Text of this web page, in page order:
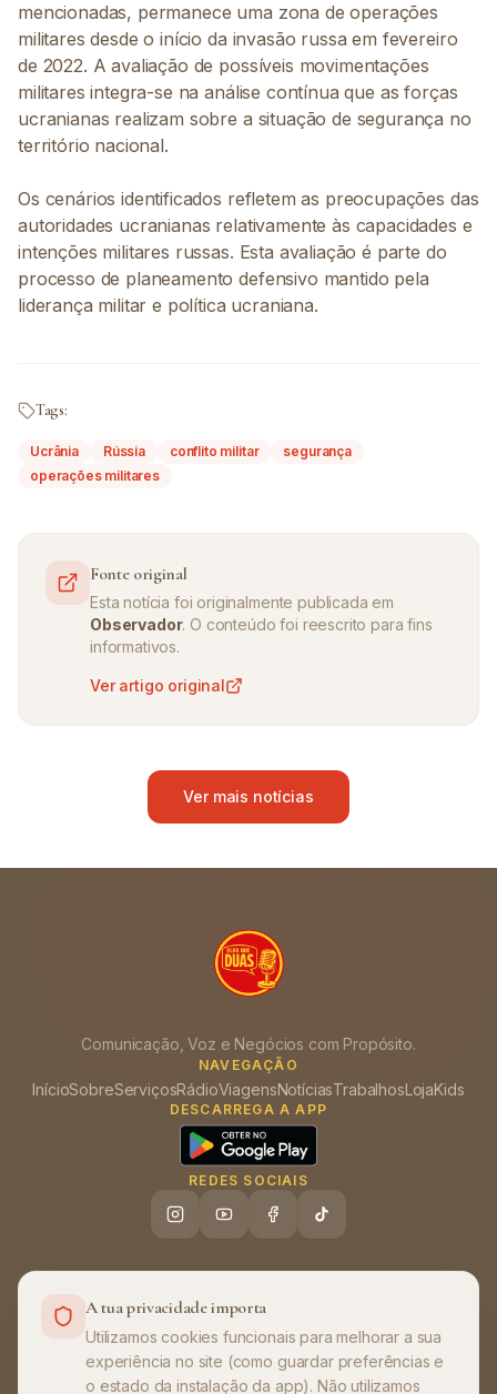
mencionadas, permanece uma zona de operações
militares desde o início da invasão russa em fevereiro
de 2022. A avaliação de possíveis movimentações
militares integra-se na análise contínua que as forças
ucranianas realizam sobre a situação de segurança no
território nacional.
Os cenários identificados refletem as preocupações das
autoridades ucranianas relativamente às capacidades e
intenções militares russas. Esta avaliação é parte do
processo de planeamento defensivo mantido pela
liderança militar e política ucraniana.
Tags:
Ucrânia Rússia conflito militar
segurança
operações militares
Fonte original
Esta notícia foi originalmente publicada em
Observador. O conteúdo foi reescrito para fins
informativos.
Ver artigo original
Ver mais notícias
Comunicação, Voz e Negócios com Propósito.
NAVEGAÇÃO
InícioSobreServiçosRádioViagensNotíciasTrabalhosLojaKids
DESCARREGA A APP
REDES SOCIAIS
Ajuda (FAQ)•Política de Privacidade • Termos de Utilização
©2026 Olha que Duas. Todos os direitos
A tua privacidade importa
Utilizamos cookies funcionais para melhorar a sua
experiência no site (como guardar preferências e
o estado da instalação da app). Não utilizamos